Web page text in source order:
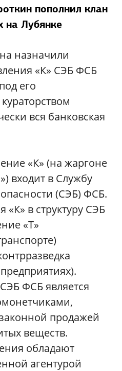
пополнил клан
на Лубянке
назначили
«К» СЭБ ФСБ
его
вся банковская
«К» (на жаргоне
входит в Службу
(СЭБ) ФСБ.
в структуру СЭБ
«Т»
ФСБ является
продажей
веществ.
обладают
агентурой